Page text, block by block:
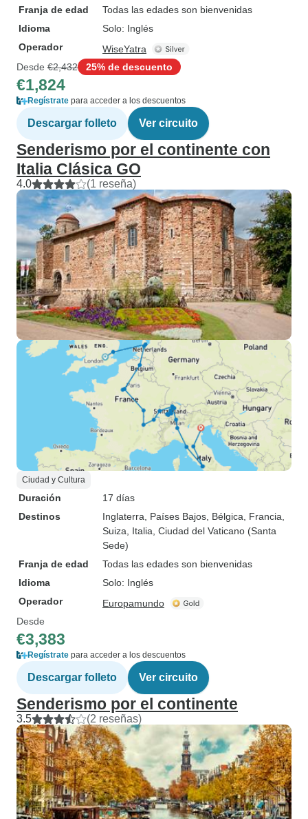
Franja de edad
Todas las edades son bienvenidas
Idioma
Solo: Inglés
Operador
WiseYatra
Desde €2,432 25% de descuento
€1,824
Regístrate para acceder a los descuentos
Descargar folleto Ver circuito
Senderismo por el continente con
Italia Clásica GO
4.0 (1 reseña)
Ciudad y Cultura
Duración
17 días
Destinos
Inglaterra , Países Bajos , Bélgica , Francia
Suiza , Italia , Ciudad del Vaticano (Santa
Sede)
Franja de edad
Todas las edades son bienvenidas
Idioma
Solo: Inglés
Operador
Europamundo
Desde
€3,383
Regístrate para acceder a los descuentos
Descargar folleto Ver circuito
Senderismo por el continente
3.5 (2 reseñas)